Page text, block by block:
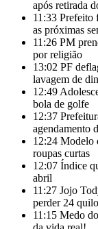
após retirada
11:33 Prefeito
as próximas
11:26 PM
por religião
13:02 PF
lavagem de
12:49
bola de golfe
12:37
agendamento
12:24 Modelo
roupas curtas
12:07 Índice
abril
11:27 Jojo
perder 24
11:15 Medo